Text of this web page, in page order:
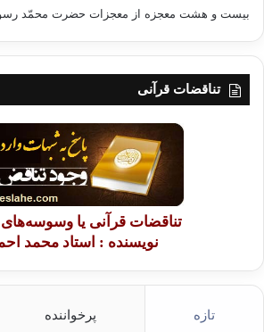
بیست و هشت معجزه از معجزات حضرت محمّد
تناقضات قرآنی
تناقضات قرآنی یا
نویسنده : استاد محمد
تازه پرخواننده